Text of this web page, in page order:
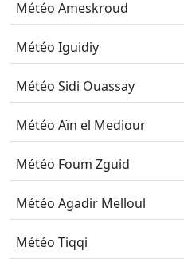
Météo Ameskroud
Météo Iguidiy
Météo Sidi Ouassay
Météo Aïn el Mediour
Météo Foum Zguid
Météo Agadir Melloul
Météo Tiqqi